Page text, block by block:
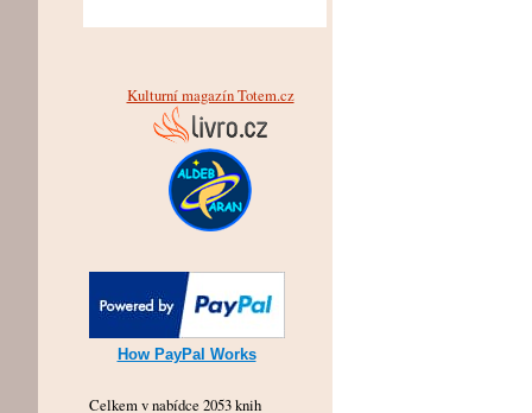
Kulturní magazín Totem.cz
How PayPal Works
Celkem v nabídce 2053 knih